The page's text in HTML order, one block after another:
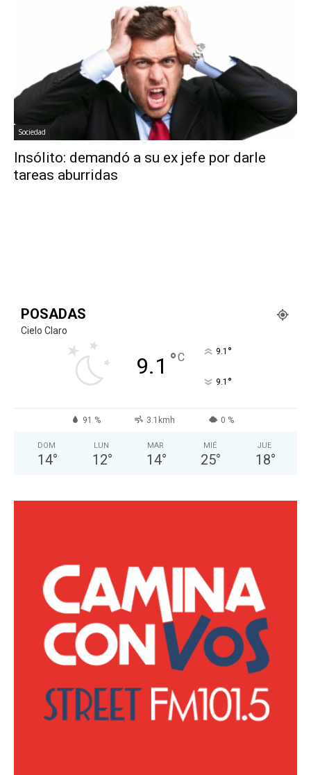
Sociedad
Insólito: demandó a su ex jefe por darle
tareas aburridas
POSADAS
Cielo Claro
9.1 °C 9.1 °
9.1 °
91 % 3.1kmh 0 %
DOM
14°
LUN
12°
MAR
14°
MIÉ
25°
JUE
18°